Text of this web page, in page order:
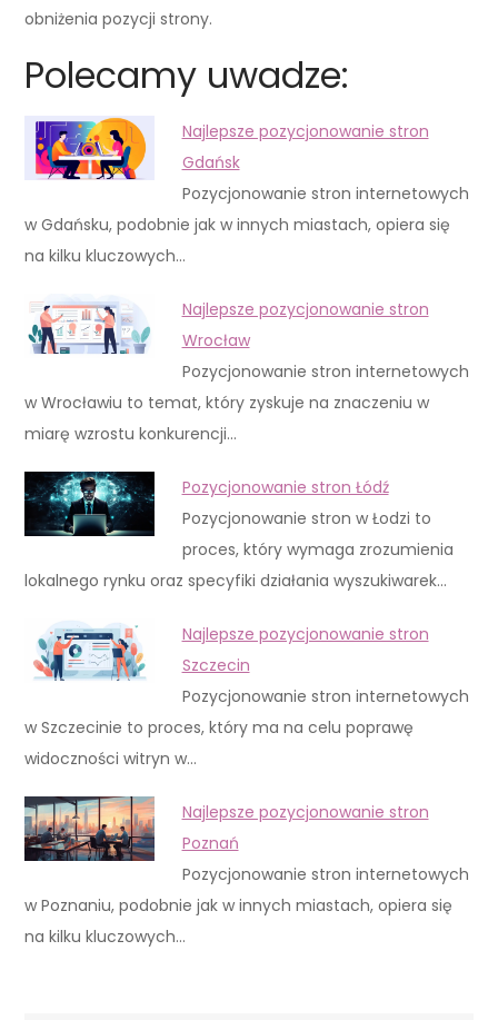
obniżenia pozycji strony.
Polecamy uwadze:
Najlepsze pozycjonowanie stron
Gdańsk
Pozycjonowanie stron internetowych
w Gdańsku, podobnie jak w innych miastach, opiera się
na kilku kluczowych…
Najlepsze pozycjonowanie stron
Wrocław
Pozycjonowanie stron internetowych
w Wrocławiu to temat, który zyskuje na znaczeniu w
miarę wzrostu konkurencji…
Pozycjonowanie stron Łódź
Pozycjonowanie stron w Łodzi to
proces, który wymaga zrozumienia
lokalnego rynku oraz specyfiki działania wyszukiwarek…
Najlepsze pozycjonowanie stron
Szczecin
Pozycjonowanie stron internetowych
w Szczecinie to proces, który ma na celu poprawę
widoczności witryn w…
Najlepsze pozycjonowanie stron
Poznań
Pozycjonowanie stron internetowych
w Poznaniu, podobnie jak w innych miastach, opiera się
na kilku kluczowych…